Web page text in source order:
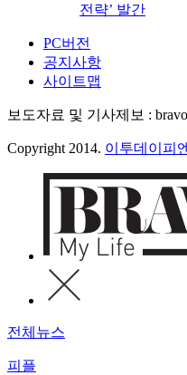
전략’ 발간
PC버전
공지사항
사이트맵
보도자료 및 기사제보 :
Copyright 2014. 이투데이피
전체뉴스
피플